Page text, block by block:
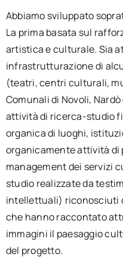
Abbiamo sviluppato
La prima basata sul
artistica e culturale. Sia
infrastrutturazione di
(teatri, centri culturali,
Comunali di Novoli,
attività di ricerca-studio
organica di luoghi,
organicamente attività di
management dei servizi
studio realizzate da
intellettuali) riconosciuti
che hanno raccontato
immagini il paesaggio
del progetto.